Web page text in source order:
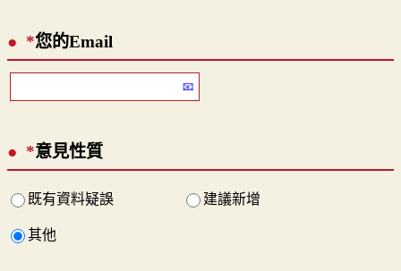
*您的Email
*意見性質
既有資料疑誤 建議新增
其他